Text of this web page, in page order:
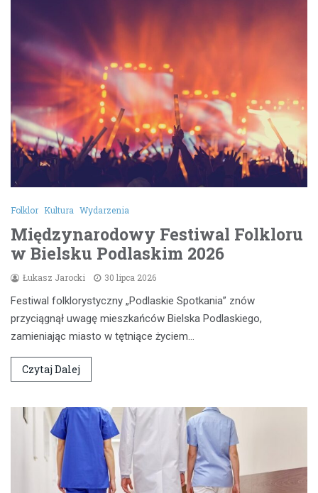
Folklor Kultura Wydarzenia
Międzynarodowy Festiwal Folkloru
w Bielsku Podlaskim 2026
Łukasz Jarocki 30 lipca 2026
Festiwal folklorystyczny „Podlaskie Spotkania” znów
przyciągnął uwagę mieszkańców Bielska Podlaskiego,
zamieniając miasto w tętniące życiem…
Czytaj Dalej